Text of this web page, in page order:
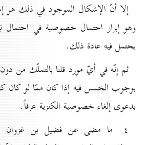
إلا أنّ الإشكال الموجود في ذلك هو
وهو إبراز احتمال خصوصية في احتمال
يحتمل فيه عادة ذلك.
ثم إنّه في أيّ مورد قلنا بالتملّك من
بوجوب الخمس فيه إذا كان ممّا لو كان
بدعوى إلغاء خصوصية الكنزية عرفاً.
٤_ ما مضى عن فضيل بن غزوان